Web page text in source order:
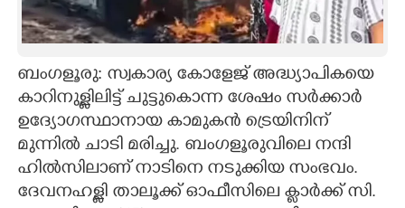
ASTRO
CARTOONS
LITERATURE
ZOOM
ബംഗളൂരു: സ്വകാര്യ കോളേജ് അദ്ധ്യാപികയെ
കാറിനുള്ളിലിട്ട് ചുട്ടുകൊന്ന ശേഷം സർക്കാർ
ഉദ്യോഗസ്ഥാനായ കാമുകൻ ട്രെയിനിന്
മുന്നിൽ ചാടി മരിച്ചു. ബംഗളൂരുവിലെ നന്ദി
ഹിൽസിലാണ് നാടിനെ നടുക്കിയ സംഭവം.
ദേവനഹള്ളി താലൂക്ക് ഓഫീസിലെ ക്ലാർക്ക് സി.